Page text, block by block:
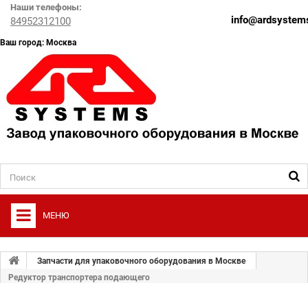
Наши телефоны:
84952312100
Ваш город: Москва
МЕНЮ
+
О ФИРМЕ
УПАКОВОЧНОЕ ОБОРУДОВАНИЕ
Запчасти для упаковочного оборудования в Москве
Редуктор транспортера подающего